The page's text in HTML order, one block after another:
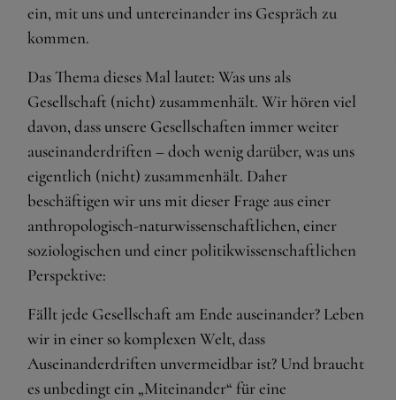
ein, mit uns und untereinander ins Gespräch zu
kommen.
Das Thema dieses Mal lautet: Was uns als
Gesellschaft (nicht) zusammenhält. Wir hören viel
davon, dass unsere Gesellschaften immer weiter
auseinanderdriften – doch wenig darüber, was uns
eigentlich (nicht) zusammenhält. Daher
beschäftigen wir uns mit dieser Frage aus einer
anthropologisch-naturwissenschaftlichen, einer
soziologischen und einer politikwissenschaftlichen
Perspektive:
Fällt jede Gesellschaft am Ende auseinander? Leben
wir in einer so komplexen Welt, dass
Auseinanderdriften unvermeidbar ist? Und braucht
es unbedingt ein „Miteinander“ für eine